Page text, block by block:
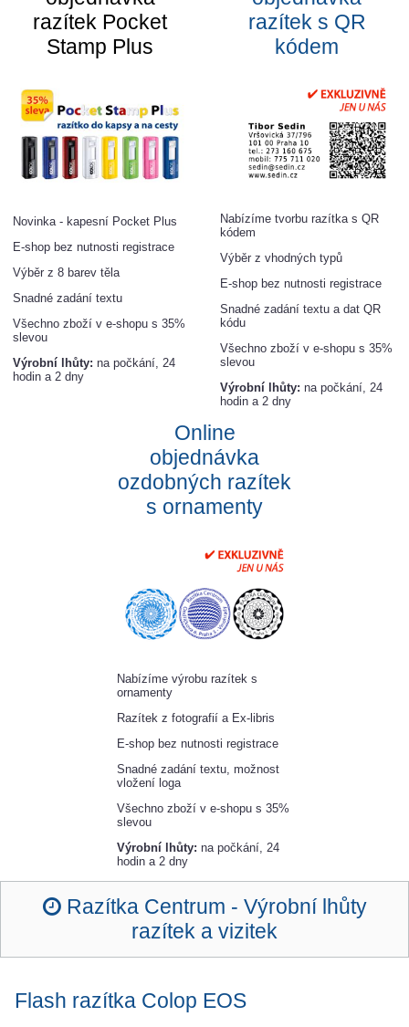
razítek Pocket
Stamp Plus
Novinka - kapesní Pocket Plus
E-shop bez nutnosti registrace
Výběr z 8 barev těla
Snadné zadání textu
Všechno zboží v e-shopu s 35%
slevou
Výrobní lhůty: na počkání, 24
hodin a 2 dny
razítek s QR
kódem
Nabízíme tvorbu razítka s QR
kódem
Výběr z vhodných typů
E-shop bez nutnosti registrace
Snadné zadání textu a dat QR
kódu
Všechno zboží v e-shopu s 35%
slevou
Výrobní lhůty: na počkání, 24
hodin a 2 dny
Online
objednávka
ozdobných razítek
s ornamenty
Nabízíme výrobu razítek s
ornamenty
Razítek z fotografií a Ex-libris
E-shop bez nutnosti registrace
Snadné zadání textu, možnost
vložení loga
Všechno zboží v e-shopu s 35%
slevou
Výrobní lhůty: na počkání, 24
hodin a 2 dny
Razítka Centrum - Výrobní lhůty
razítek a vizitek
Flash razítka Colop EOS